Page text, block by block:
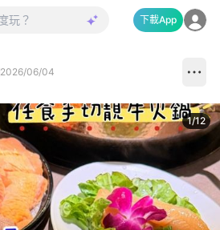
下載App
2026/06/04
1/12